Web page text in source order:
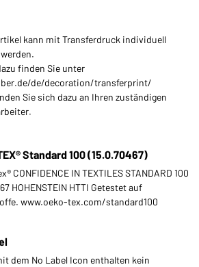
kann mit Transferdruck individuell
finden Sie unter
de/decoration/transferprint/
Sie sich dazu an Ihren zuständigen
Standard 100 (15.0.70467)
CONFIDENCE IN TEXTILES STANDARD 100
HOHENSTEIN HTTI Getestet auf
www.oeko-tex.com/standard100
dem No Label Icon enthalten kein